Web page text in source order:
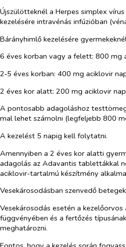
Újszülötteknél a Herpes simplex vírus
kezelésére intravénás infúzióban
Bárányhimlő kezelésére
6 éves korban vagy a felett: 800 mg
2‑5 éves korban: 400 mg aciklovir
2 éves kor alatt: 200 mg aciklovir
A pontosabb adagoláshoz
mal lehet számolni (legfeljebb 800
A kezelést 5 napig kell folytatni.
Amennyiben a 2 éves kor alatti
adagolás az Adavantis tablettákkal
aciklovir-tartalmú készítmény
Vesekárosodásban szenvedő betegek
Vesekárosodás esetén a
függvényében és a fertőzés
meghatározni.